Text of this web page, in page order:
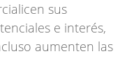
sus
e interés,
aumenten las